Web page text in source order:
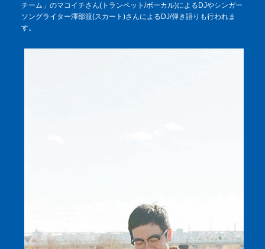
チーム」のマコイチさん(トランペット/ボーカル)によるDJやシンガー
ソングライター澤部渡(スカート)さんによるDJ/弾き語りも行われま
す。